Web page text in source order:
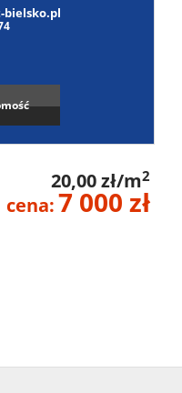
20,00 zł/m2
cena:7 000 zł